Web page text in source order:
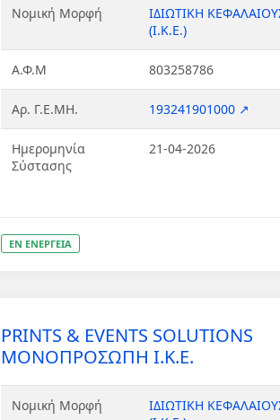
Νομική Μορφή
ΙΔΙΩΤΙΚΗ
(Ι.Κ.Ε.)
Α.Φ.Μ 803258786
Αρ. Γ.Ε.ΜΗ. 193241901000 ↗
Ημερομηνία
Σύστασης
21-04-2026
ΕΝ ΕΝΕΡΓΕΙΑ
PRINTS & EVENTS SOLUTIONS
ΜΟΝΟΠΡΟΣΩΠΗ Ι.Κ.Ε.
Νομική Μορφή
ΙΔΙΩΤΙΚΗ